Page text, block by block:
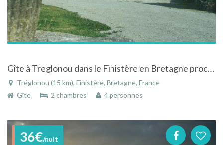
Gîte à Treglonou dans le Finistère en Bretagne proche des plages
Tréglonou (15 km), Finistère, Bretagne, France
Gîte
2 chambres 4 personnes
36€/nuit